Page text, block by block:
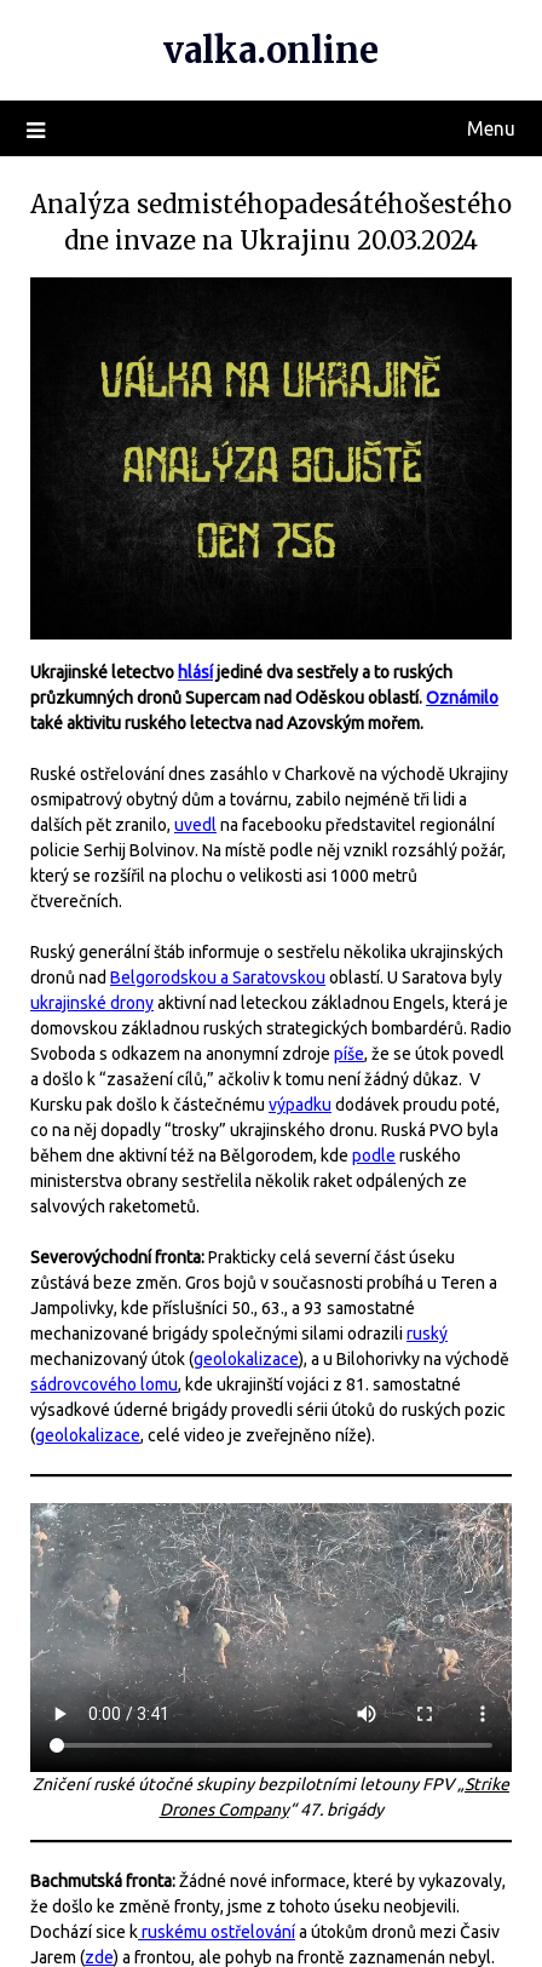
valka.online
Menu
Analýza sedmistéhopadesátéhošestého
dne invaze na Ukrajinu 20.03.2024
Ukrajinské letectvo hlásíjediné dva sestřely a to ruských
průzkumných dronů Supercam nad Oděskou oblastí.Oznámilo
také aktivitu ruského letectva nad Azovským mořem.
Ruské ostřelování dnes zasáhlo v Charkově na východě Ukrajiny
osmipatrový obytný dům a továrnu, zabilo nejméně tři lidi a
dalších pět zranilo, uvedl na facebooku představitel regionální
policie Serhij Bolvinov. Na místě podle něj vznikl rozsáhlý požár,
který se rozšířil na plochu o velikosti asi 1000 metrů
čtverečních.
Ruský generální štáb informuje o sestřelu několika ukrajinských
dronů nad Belgorodskou a Saratovskou oblastí. U Saratova byly
ukrajinské dronyaktivní nad leteckou základnou Engels, která je
domovskou základnou ruských strategických bombardérů. Radio
Svoboda s odkazem na anonymní zdroje píše, že se útok povedl
a došlo k “zasažení cílů,” ačkoliv k tomu není žádný důkaz. V
Kursku pak došlo k částečnému výpadku dodávek proudu poté,
co na něj dopadly “trosky” ukrajinského dronu. Ruská PVO byla
během dne aktivní též na Bělgorodem, kde podle ruského
ministerstva obrany sestřelila několik raket odpálených ze
salvových raketometů.
Severovýchodní fronta:Prakticky celá severní část úseku
zůstává beze změn. Gros bojů v současnosti probíhá u Teren a
Jampolivky, kde příslušníci 50., 63., a 93 samostatné
mechanizované brigády společnými silami odraziliruský
mechanizovaný útok (geolokalizace), a u Bilohorivky na východě
sádrovcového lomu, kde ukrajinští vojáci z 81. samostatné
výsadkové úderné brigády provedli sérii útoků do ruských pozic
(geolokalizace, celé video je zveřejněno níže).
Zničení ruské útočné skupiny bezpilotními letouny FPV „Strike
Drones Company“ 47. brigády
Bachmutská fronta:Žádné nové informace, které by vykazovaly,
že došlo ke změně fronty, jsme z tohoto úseku neobjevili.
Dochází sice kruskému ostřelovánía útokům dronů mezi Časiv
Jarem (zde) a frontou, ale pohyb na frontě zaznamenán nebyl.